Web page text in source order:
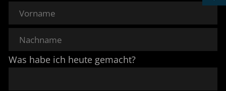
Was habe ich heute gemacht?